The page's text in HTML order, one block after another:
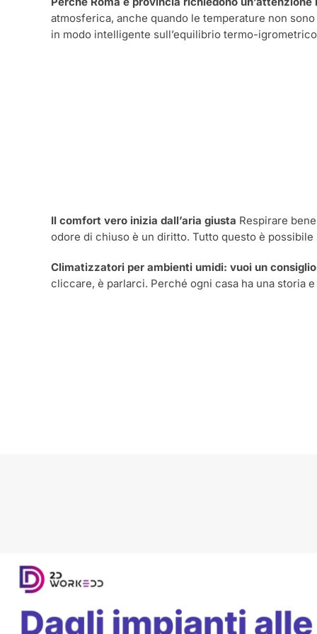
atmosferica, anche quando le temperature non
in modo intelligente sull’equilibrio termo-
Il comfort vero inizia dall’aria giusta Respirare
odore di chiuso è un diritto. Tutto questo è
Climatizzatori per ambienti umidi: vuoi un
cliccare, è parlarci. Perché ogni casa ha una storia